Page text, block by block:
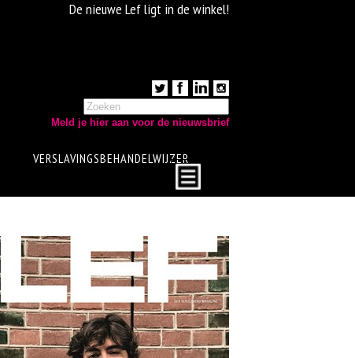
De nieuwe Lef ligt in de winkel!
Meld je hier aan voor de nieuwsbrief
VERSLAVINGSBEHANDELWIJZER